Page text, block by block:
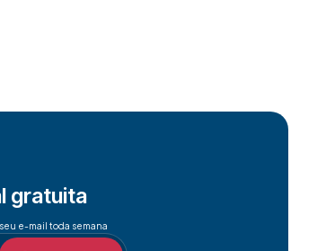
gratuita
e-mail toda semana